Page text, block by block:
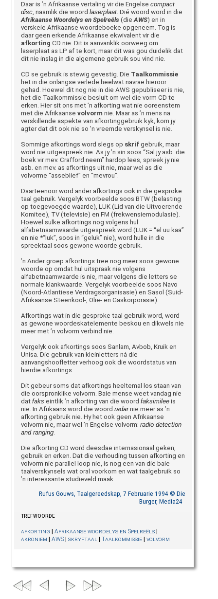
Daar is ’n Afrikaanse vertaling vir die Engelse compact
disc, naamlik die woord laserplaat. Dié woord word in die
Afrikaanse Woordelys en Spelreëls(dieAWS) en in
verskeie Afrikaanse woordeboeke opgeneem. Tog is
daar geen erkende Afrikaanse ekwivalent vir die
afkorting CD nie. Dit is aanvanklik oorweeg om
laserplaat as LP af te kort, maar dit was gou duidelik dat
dit nie inslag in die algemene gebruik sou vind nie.
CD se gebruik is stewig gevestig. Die Taalkommissie
het in die onlangse verlede heelwat navrae hieroor
gehad. Hoewel dit nog nie in die AWS gepubliseer is nie,
het die Taalkommissie besluit om wel die vorm CD te
erken. Hier sit ons met ’n afkorting wat nie ooreenstem
met die Afrikaanse volvorm nie. Maar as ’n mens na
verskillende aspekte van afkortinggebruik kyk, kom jy
agter dat dit ook nie so ’n vreemde verskynsel is nie.
Sommige afkortings word slegs op skrifgebruik, maar
word nie uitgespreek nie. As jy ’n sin soos “Sal jy asb. die
boek vir mev. Crafford neem” hardop lees, spreek jy nie
asb. en mev. as afkortings uit nie, maar wel as die
volvorme “asseblief” en “mevrou”.
Daarteenoor word ander afkortings ook in die gesproke
taal gebruik. Vergelyk voorbeelde soos BTW (belasting
op toegevoegde waarde), LUK (Lid van die Uitvoerende
Komitee), TV (televisie) en FM (frekwensiemodulasie).
Hoewel sulke afkortings nog volgens hul
alfabetnaamwaarde uitgespreek word (LUK = “el uu kaa”
en nie *“luk”, soos in “geluk” nie), word hulle in die
spreektaal soos gewone woorde gebruik.
’n Ander groep afkortings tree nog meer soos gewone
woorde op omdat hul uitspraak nie volgens
alfabetnaamwaarde is nie, maar volgens die letters se
normale klankwaarde. Vergelyk voorbeelde soos Navo
(Noord-Atlantiese Verdragsorganisasie) en Sasol (Suid-
Afrikaanse Steenkool-, Olie- en Gaskorporasie).
Afkortings wat in die gesproke taal gebruik word, word
as gewone woordeskatelemente beskou en dikwels nie
meer met ’n volvorm verbind nie.
Vergelyk ook afkortings soos Sanlam, Avbob, Kruik en
Unisa. Die gebruik van kleinletters ná die
aanvangshoofletter verhoog ook die woordstatus van
hierdie afkortings.
Dit gebeur soms dat afkortings heeltemal los staan van
die oorspronklike volvorm. Baie mense weet vandag nie
dat faks eintlik ’n afkorting van die woord faksimileeis
nie. In Afrikaans word die woord radarnie meer as ’n
afkorting gebruik nie. Hy het ook geen Afrikaanse
volvorm nie, maar wel ’n Engelse volvorm: radio detection
and ranging.
Die afkorting CD word deesdae internasionaal geken,
gebruik en erken. Dat die verhouding tussen afkorting en
volvorm nie parallel loop nie, is nog een van die baie
taalverskynsels wat oral voorkom en wat taalgebruik so
’n interessante studieveld maak.
Rufus Gouws, Taalgereedskap, 7 Februarie 1994 © Die
Burger, Media24
trefwoorde
afkorting | Afrikaanse woordelys en Spelreëls|
akroniem | AWS| skryftaal | Taalkommissie| volvorm